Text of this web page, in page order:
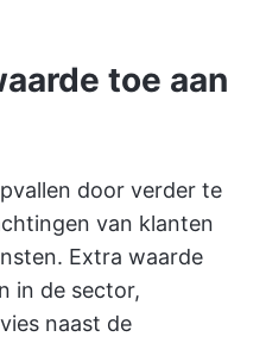
toe aan
door verder te
van klanten
Extra waarde
in de sector,
naast de